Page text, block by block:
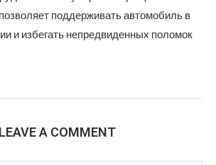
поддерживать автомобиль в
и избегать непредвиденных поломок
LEAVE A COMMENT